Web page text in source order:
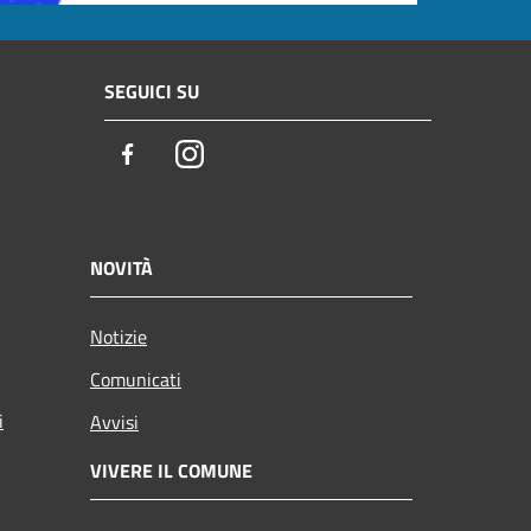
SEGUICI SU
FacebookInstagram
NOVITÀ
Notizie
Comunicati
Avvisi
VIVERE IL COMUNE